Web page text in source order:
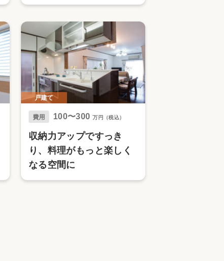
戸建て
費用 100〜300 万円（税込）
収納力アップですっき
り、料理がもっと楽しく
なる空間に